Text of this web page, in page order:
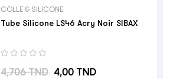
COLLE & SILICONE
Tube Silicone LS46 Acry Noir SIBAX
Prix habituel
4,706 TND Prix
4,00 TND